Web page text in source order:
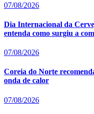
07/08/2026
Dia Internacional da
entenda como surgiu a
07/08/2026
Coreia do Norte
onda de calor
07/08/2026